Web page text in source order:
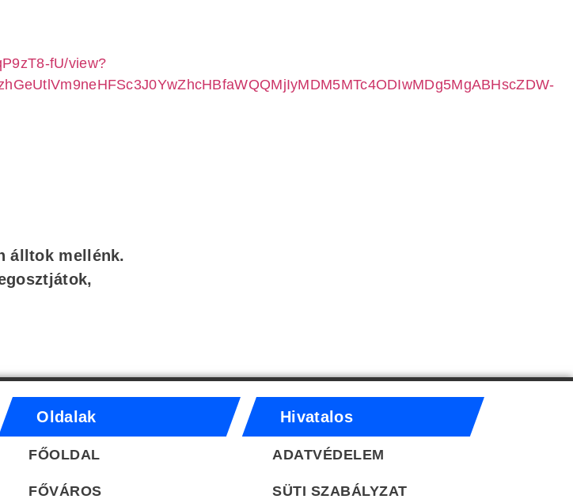
fU/view?
álltok mellénk.
FŐOLDAL
FŐVÁROS
Oldalak
ADATVÉDELEM
SÜTI SZABÁLYZAT
Hivatalos